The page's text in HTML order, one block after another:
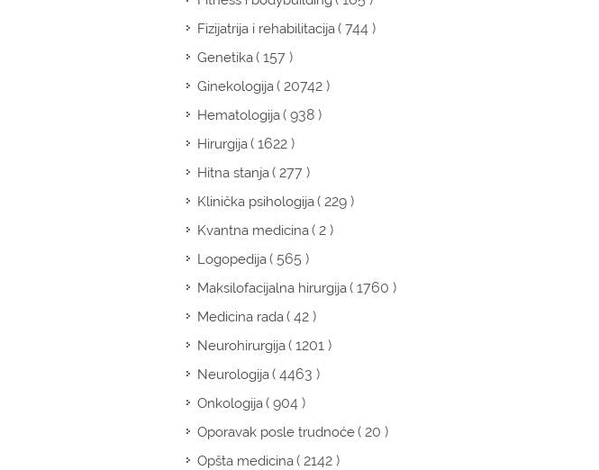
Fizijatrija i rehabilitacija( 744 )
Genetika( 157 )
Ginekologija( 20742 )
Hematologija( 938 )
Hirurgija( 1622 )
Hitna stanja( 277 )
Klinička psihologija( 229 )
Kvantna medicina( 2 )
Logopedija( 565 )
Maksilofacijalna hirurgija( 1760 )
Medicina rada( 42 )
Neurohirurgija( 1201 )
Neurologija( 4463 )
Onkologija( 904 )
Oporavak posle trudnoće( 20 )
Opšta medicina( 2142 )